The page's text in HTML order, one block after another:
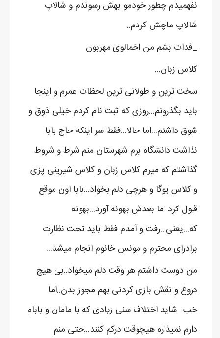
نفهمیدم چطور خودمو بهش رسوندم و شالاپ
شالاپ ماچش کردم..
_فدات بشم من اخمالوی مهربون
کلاس زبان...
سخت ترین و طولانی ترین لحظات عمرم و اینجا
باید بگذرونم...روزی که ثبت نام کردم خیلی ذوق و
شوق داشتم...اما حالا...فقط سر اینکه حاج بابا
نذاشت دانشگاه برم شهرستان منم شرط و شروط
گذاشتم که میرم کلاس زبان و کلاس شیرینی پزی
و کلاس یوگا و هرچی دلم بخواد...بابا اون موقع
قبول کرد اما بعدش بهونه آورد...بهونه
که...یعنی...رفت و آمدم فقط باید تحت نظارت
برادرای محترم و مونس خانوم انجام میشد...
من دوست داشتم هر وقت دلم میخواد..بی هیچ
دروغ و نقش بازی کردنی بهم مجوز بدن..اما
خب...شاید اختلاف سنی زیادی که با مامان و بابام
دارم نمیذاره هیچوقت درکم کنند...حتی منم